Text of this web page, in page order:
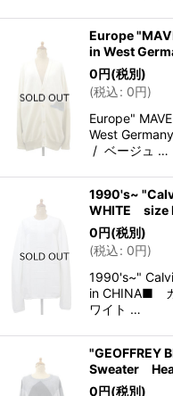
Europe
in West
0円(税別)
(税込: 0円)
Europe"
West
/ ベージュ …
1990's~
WHITE size
0円(税別)
(税込: 0円)
1990's~"
in CHINA■
ワイト …
"GEOFFREY
Sweater
0円(税別)